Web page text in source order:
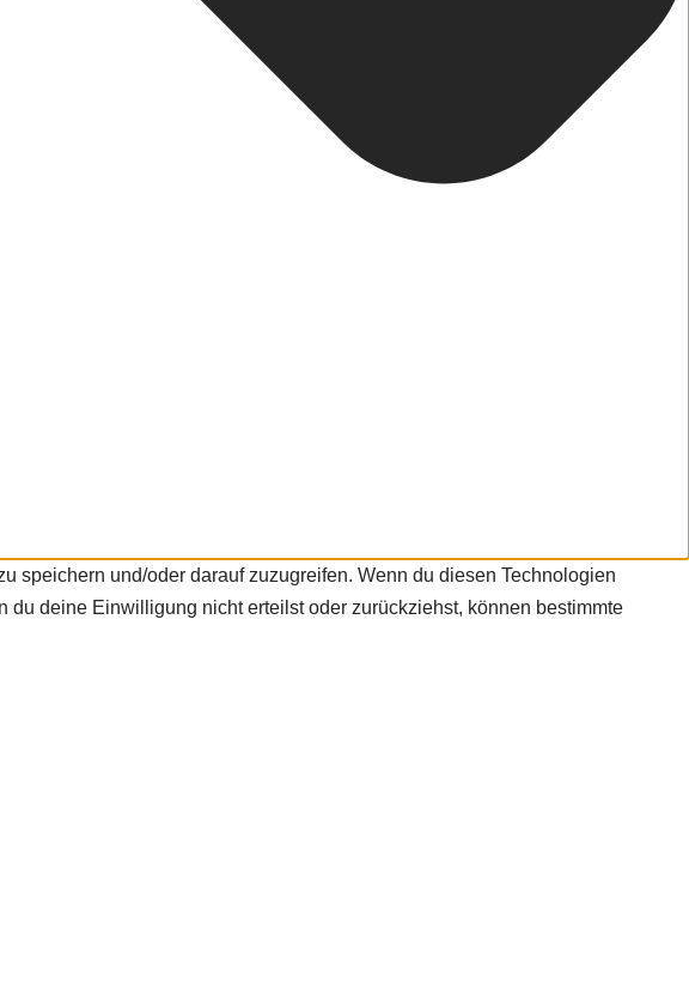
speichern und/oder darauf zuzugreifen. Wenn du diesen Technologien
deine Einwilligung nicht erteilst oder zurückziehst, können bestimmte